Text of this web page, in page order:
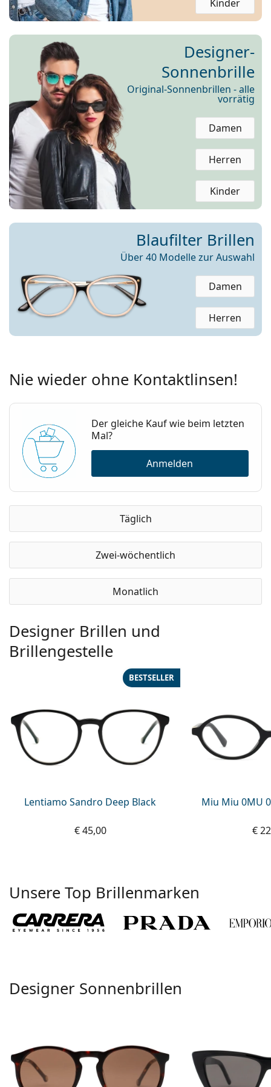
Persol
Prada
Alle Marken
ist offline
Kinder
Designer-
Sonnenbrille
Original-Sonnenbrillen - alle
vorrätig
Damen
Herren
Kinder
Blaufilter Brillen
Über 40 Modelle zur Auswahl
Damen
Herren
Nie wieder ohne Kontaktlinsen!
Der gleiche Kauf wie beim letzten
Mal?
Anmelden
Täglich
Zwei-wöchentlich
Monatlich
Designer Brillen und
Brillengestelle
Lentiamo Sandro Deep Black
BESTSELLER
€ 45,00
Miu Miu 0MU
€
Unsere Top Brillenmarken
Designer Sonnenbrillen